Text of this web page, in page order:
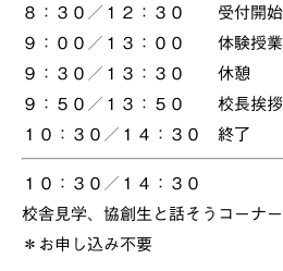
８：３０／１２：３０ 受付開始
９：００／１３：００ 体験授業
９：３０／１３：３０ 休憩
９：５０／１３：５０ 校長挨拶
１０：３０／１４：３０ 終了
１０：３０／１４：３０
校舎見学、協創生と話そうコーナ
＊お申し込み不要